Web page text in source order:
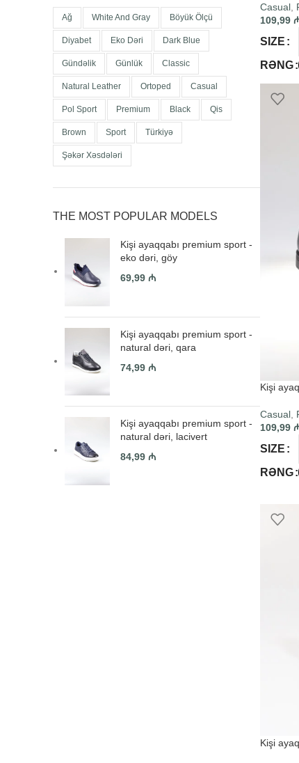
Ağ White And Gray Böyük Ölçü
Diyabet Eko Dəri Dark Blue
Gündəlik Günlük Classic
Natural Leather Ortoped Casual
Pol Sport Premium Black Qis
Brown Sport Türkiyə
Şəkər Xəsdələri
THE MOST POPULAR MODELS
Kişi ayaqqabı premium sport -
eko dəri, göy
69,99 ₼
Kişi ayaqqabı premium sport -
natural dəri, qara
74,99 ₼
Kişi ayaqqabı premium sport -
natural dəri, lacivert
84,99 ₼
Casual
109,99
SIZE
RƏNG
Kişi
Casual
109,99
SIZE
RƏNG
Kişi